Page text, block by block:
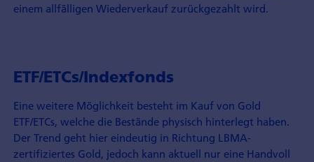
einem allfälligen Wiederverkauf zurückgezahlt wird.
ETF/ETCs/Indexfonds
Eine weitere Möglichkeit besteht im Kauf von Gold
ETF/ETCs, welche die Bestände physisch hinterlegt haben.
Der Trend geht hier eindeutig in Richtung LBMA-
zertifiziertes Gold, jedoch kann aktuell nur eine Handvoll